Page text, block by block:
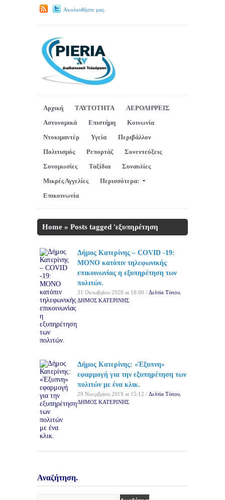
Ακολουθήστε μας.
Αρχική ΤΑΥΤΟΤΗΤΑ
ΑΕΡΟΛΗΨΕΙΣ
Αστυνομικά
Επιστήμη
Κοινωνία
Ντοκιμαντέρ
Υγεία
Περιβάλλον
Πολιτισμός
Ρεπορτάζ
Συνεντεύξεις
Συνομωσίες
Ταξίδια
Συναυλίες
Μικρές Αγγελίες
Περισσότερα:
Επικοινωνία
Home » Posts tagged 'εξυπηρέτηση
Δήμος Κατερίνης – COVID -19:
ΜΟΝΟ κατόπιν τηλεφωνικής
επικοινωνίας η εξυπηρέτηση των
πολιτών.
31 Οκτωβρίου 2020 at 18:00 / Δελτία Τύπου
ΔΗΜΟΣ ΚΑΤΕΡΙΝΗΣ
Δήμος Κατερίνης: «Έξυπνη»
εφαρμογή για την εξυπηρέτηση των
πολιτών με ένα κλικ.
29 Νοεμβρίου 2019 at 15:12 / Δελτία Τύπου
ΔΗΜΟΣ ΚΑΤΕΡΙΝΗΣ
Αναζήτηση.